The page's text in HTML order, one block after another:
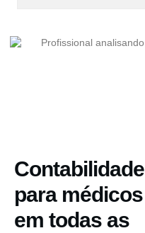
Contabilidade
para médicos
em todas as